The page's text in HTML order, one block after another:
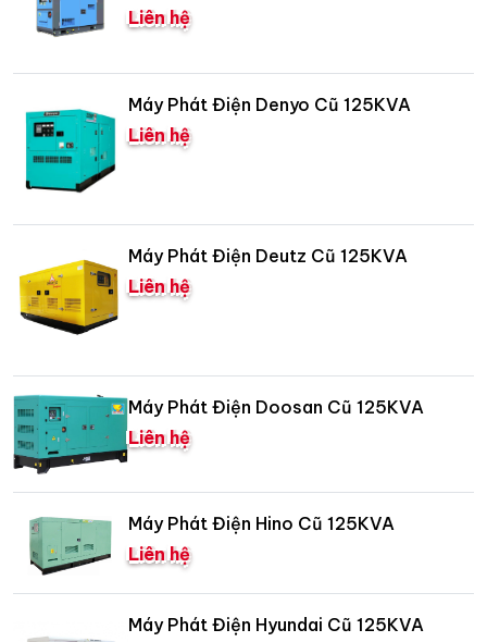
Liên hệ
Máy Phát Điện Denyo Cũ 125KVA
Liên hệ
Máy Phát Điện Deutz Cũ 125KVA
Liên hệ
Máy Phát Điện Doosan Cũ 125KVA
Liên hệ
Máy Phát Điện Hino Cũ 125KVA
Liên hệ
Máy Phát Điện Hyundai Cũ 125KVA